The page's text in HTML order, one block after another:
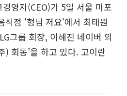
영자(CEO)가 5일 서울 마포
식점 '형님 저요'에서 최태원
그룹 회장, 이해진 네이버 의
) 회동’을 하고 있다. 고이란